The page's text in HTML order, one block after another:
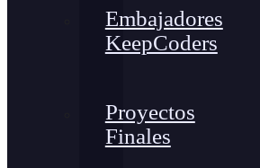
Embajadores
KeepCoders
Proyectos
Finales